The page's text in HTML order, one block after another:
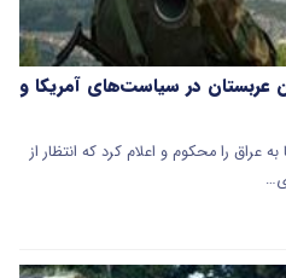
عربستان در سیاست‌های آمریکا و
به عراق را محکوم و اعلام کرد که انتظار از